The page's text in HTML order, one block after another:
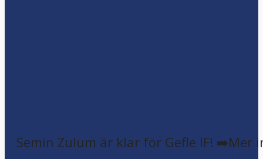
Semin Zulum är klar för Gefle IF! ➡️Mer